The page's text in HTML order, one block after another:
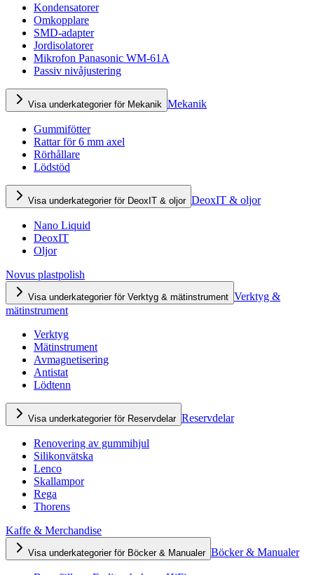
Kondensatorer
Omkopplare
SMD-adapter
Jordisolatorer
Mikrofon Panasonic WM-61A
Passiv nivåjustering
Visa underkategorier för Mekanik Mekanik
Gummifötter
Rattar för 6 mm axel
Rörhållare
Lödstöd
Visa underkategorier för DeoxIT & oljor DeoxIT & oljor
Nano Liquid
DeoxIT
Oljor
Novus plastpolish
Visa underkategorier för Verktyg & mätinstrument Verktyg &
mätinstrument
Verktyg
Mätinstrument
Avmagnetisering
Antistat
Lödtenn
Visa underkategorier för Reservdelar Reservdelar
Renovering av gummihjul
Silikonvätska
Lenco
Skallampor
Rega
Thorens
Kaffe & Merchandise
Visa underkategorier för Böcker & Manualer Böcker & Manualer